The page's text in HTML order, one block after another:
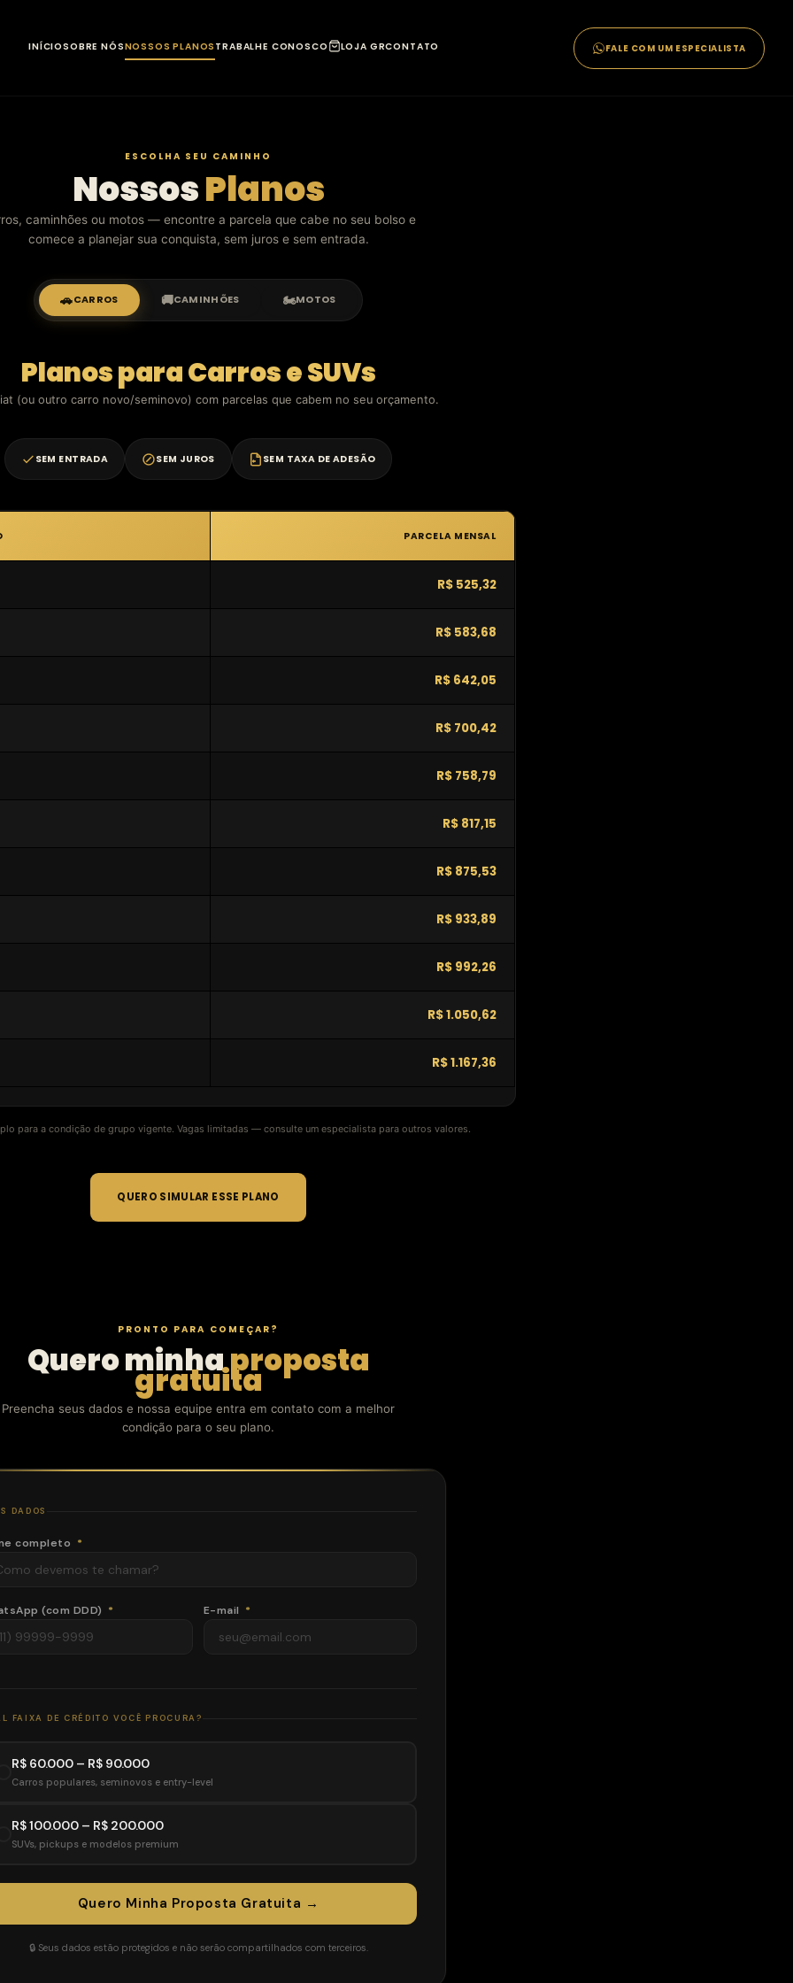
INÍCIOSOBRE NÓSNOSSOS PLANOS TRABALHE CONOSCO LOJA GRCONTATO FALE COM UM ESPECIALISTA
ESCOLHA SEU CAMINHO
NossosPlanos
caminhões ou motos — encontre a parcela que cabe no seu bolso e
comece a planejar sua conquista, sem juros e sem entrada.
🚗CARROS 🚚CAMINHÕES 🏍️MOTOS
Planos para Carros e SUVs
(ou outro carro novo/seminovo) com parcelas que cabem no seu orçamento.
SEM ENTRADA SEM JUROS SEM TAXA DE ADESÃO
PARCELA MENSAL
R$ 525,32
R$ 583,68
R$ 642,05
R$ 700,42
R$ 758,79
R$ 817,15
R$ 875,53
R$ 933,89
R$ 992,26
R$ 1.050,62
R$ 1.167,36
para a condição de grupo vigente. Vagas limitadas — consulte um especialista para outros valores.
QUERO SIMULAR ESSE PLANO
PRONTO PARA COMEÇAR?
Quero minhaproposta
gratuita
Preencha seus dados e nossa equipe entra em contato com a melhor
condição para o seu plano.
DADOS
completo *
(com DDD) * E-mail *
FAIXA DE CRÉDITO VOCÊ PROCURA?
R$ 60.000 – R$ 90.000
Carros populares, seminovos e entry-level
R$ 100.000 – R$ 200.000
SUVs, pickups e modelos premium
Quero Minha Proposta Gratuita →
🔒 Seus dados estão protegidos e não serão compartilhados com terceiros.